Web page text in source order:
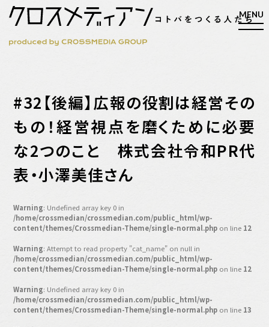
検索
マガジン
新刊ができるまで
EVENT
編集4.0
人間主義的経営
シンカケイコウホウ
バックオフィス
その他
#32【後編】広報の役割は経営その
もの！経営視点を磨くために必要
な2つのこと 株式会社令和PR代
表・小澤美佳さん
Warning: Undefined array key 0 in
/home/crossmedian/crossmedian.com/public_html/wp-
content/themes/Crossmedian-Theme/single-normal.php on line 12
Warning: Attempt to read property "cat_name" on null in
/home/crossmedian/crossmedian.com/public_html/wp-
content/themes/Crossmedian-Theme/single-normal.php on line 12
Warning: Undefined array key 0 in
/home/crossmedian/crossmedian.com/public_html/wp-
content/themes/Crossmedian-Theme/single-normal.php on line 13